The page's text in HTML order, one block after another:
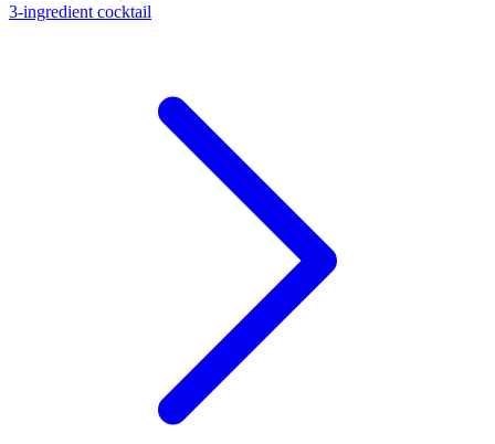
3-ingredient cocktail